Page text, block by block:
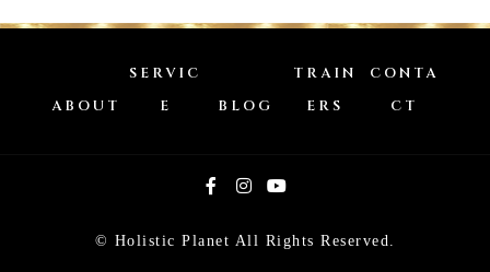
ABOUT
SERVIC
E
BLOG
TRAIN
ERS
CONTA
CT
© Holistic Planet All Rights Reserved.